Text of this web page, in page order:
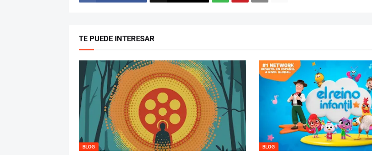
TE PUEDE INTERESAR
BLOG BLOG